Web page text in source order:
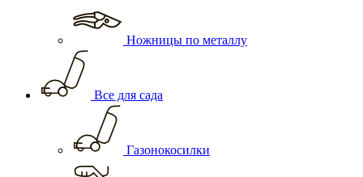
Ножницы по металлу
Все для сада
Газонокосилки